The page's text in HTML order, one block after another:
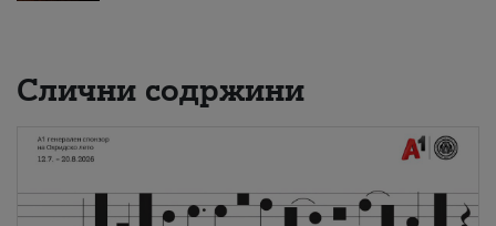
Слични содржини